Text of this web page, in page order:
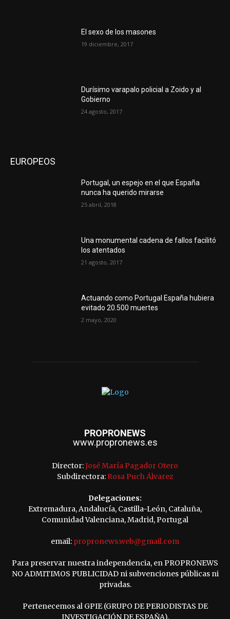
El sexo de los masones
19 diciembre, 2017
Durísimo varapalo policial a Zoido y al
Gobierno
24 agosto, 2017
EUROPEOS
Portugal, un espejo en el que España
nunca ha querido mirarse
25 abril, 2018
Una monumental cadena de fallos facilitó
los atentados
21 agosto, 2017
Actuando como Portugal España hubiera
evitado 20.500 muertes
2 mayo, 2020
PROPRONEWS
www.propronews.es
Director:José María Pagador Otero
Subdirectora: Rosa Puch Álvarez
Delegaciones:
Extremadura, Andalucía, Castilla-León, Cataluña,
Comunidad Valenciana, Madrid, Portugal
email: propronews.web@gmail.com
Para preservar nuestra independencia, en PROPRONEWS
NO ADMITIMOS PUBLICIDAD ni subvenciones públicas ni
privadas.
Pertenecemos al GPIE (GRUPO DE PERIODISTAS DE
INVESTIGACIÓN DE ESPAÑA).